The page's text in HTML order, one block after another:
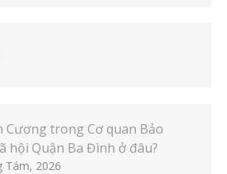
Cương trong Cơ quan Bảo
hội Quận Ba Đình ở đâu?
Tám, 2026